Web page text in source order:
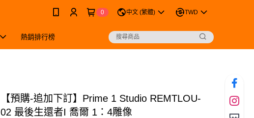
0 中文 (繁體) TWD
熱銷排行榜
【預購-追加下訂】Prime 1 Studio REMTLOU-
02 最後生還者I 喬爾 1：4雕像